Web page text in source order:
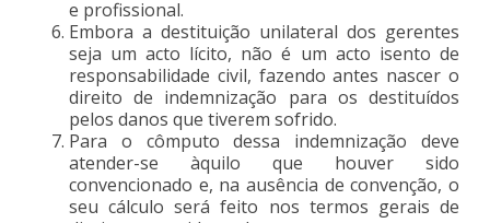
e profissional.
Embora a destituição unilateral dos gerentes
seja um acto lícito, não é um acto isento de
responsabilidade civil, fazendo antes nascer o
direito de indemnização para os destituídos
pelos danos que tiverem sofrido.
Para o cômputo dessa indemnização deve
atender-se àquilo que houver sido
convencionado e, na ausência de convenção, o
seu cálculo será feito nos termos gerais de